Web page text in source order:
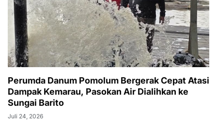
Perumda Danum Pomolum Bergerak Cepat Atasi
Dampak Kemarau, Pasokan Air Dialihkan ke
Sungai Barito
Juli 24, 2026